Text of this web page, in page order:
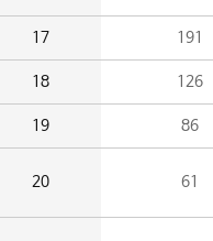
17 191
18 126
19 86
20 61